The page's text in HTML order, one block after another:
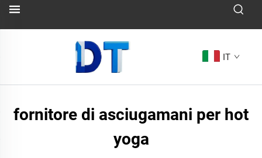
IT
fornitore di asciugamani per hot
yoga